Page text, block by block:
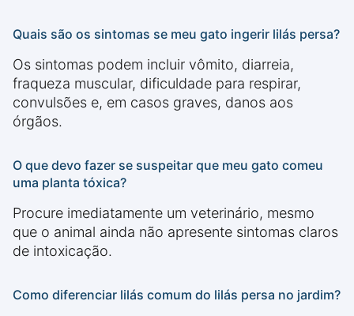
Quais são os sintomas se meu gato ingerir lilás persa?
Os sintomas podem incluir vômito, diarreia,
fraqueza muscular, dificuldade para respirar,
convulsões e, em casos graves, danos aos
órgãos.
O que devo fazer se suspeitar que meu gato comeu
uma planta tóxica?
Procure imediatamente um veterinário, mesmo
que o animal ainda não apresente sintomas claros
de intoxicação.
Como diferenciar lilás comum do lilás persa no jardim?